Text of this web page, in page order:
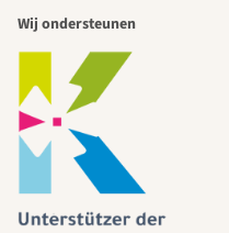
Wij ondersteunen